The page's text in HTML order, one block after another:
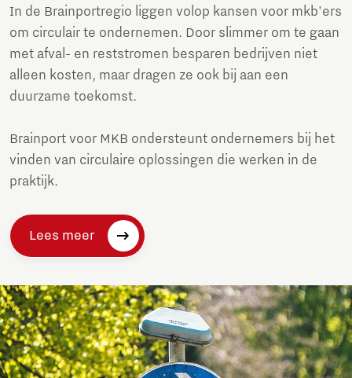
In de Brainportregio liggen volop kansen voor mkb'ers
om circulair te ondernemen. Door slimmer om te gaan
met afval- en reststromen besparen bedrijven niet
alleen kosten, maar dragen ze ook bij aan een
duurzame toekomst.
Brainport voor MKB ondersteunt ondernemers bij het
vinden van circulaire oplossingen die werken in de
praktijk.
Lees meer